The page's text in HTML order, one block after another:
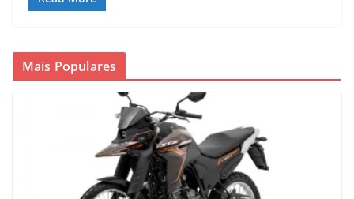
Mais Populares